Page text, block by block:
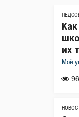
их
Мой